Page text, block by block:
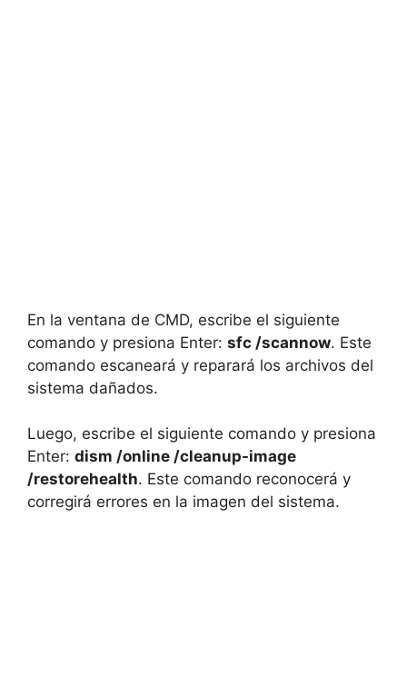
En la ventana de CMD, escribe el siguiente
comando y presiona Enter: sfc /scannow. Este
comando escaneará y reparará los archivos del
sistema dañados.
Luego, escribe el siguiente comando y presiona
Enter: dism /online /cleanup-image
/restorehealth. Este comando reconocerá y
corregirá errores en la imagen del sistema.